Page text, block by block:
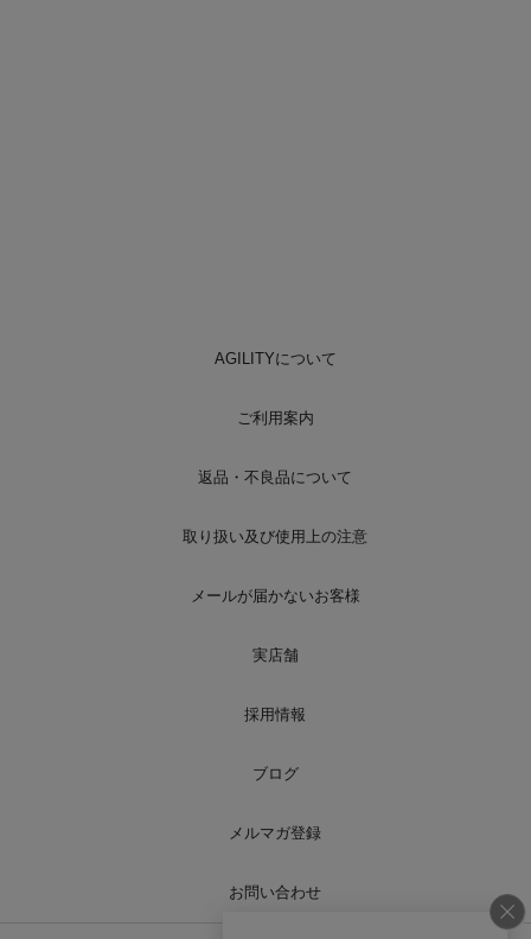
AGILITYについて
ご利用案内
返品・不良品について
取り扱い及び使用上の注意
メールが届かないお客様
実店舗
採用情報
ブログ
メルマガ登録
お問い合わせ